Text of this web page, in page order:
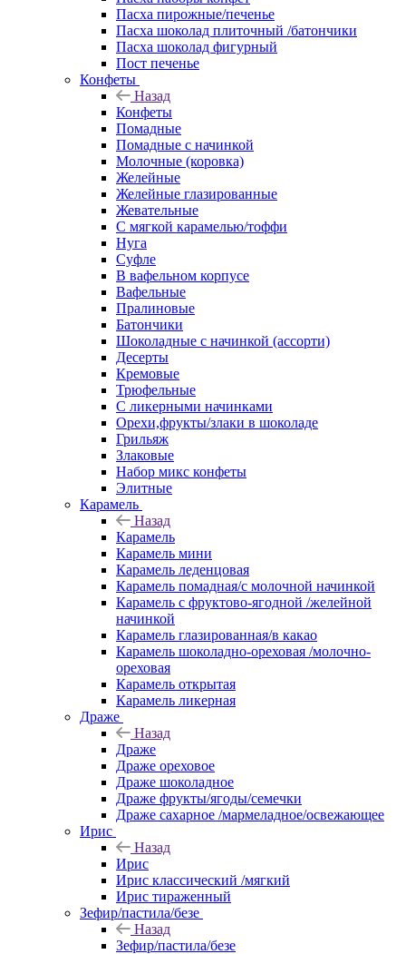
Пасха пирожные/печенье
Пасха шоколад плиточный /батончики
Пасха шоколад фигурный
Пост печенье
Конфеты
Назад
Конфеты
Помадные
Помадные с начинкой
Молочные (коровка)
Желейные
Желейные глазированные
Жевательные
С мягкой карамелью/тоффи
Нуга
Суфле
В вафельном корпусе
Вафельные
Пралиновые
Батончики
Шоколадные с начинкой (ассорти)
Десерты
Кремовые
Трюфельные
С ликерными начинками
Орехи,фрукты/злаки в шоколаде
Грильяж
Злаковые
Набор микс конфеты
Элитные
Карамель
Назад
Карамель
Карамель мини
Карамель леденцовая
Карамель помадная/с молочной начинкой
Карамель с фруктово-ягодной /желейной
начинкой
Карамель глазированная/в какао
Карамель шоколадно-ореховая /молочно-
ореховая
Карамель открытая
Карамель ликерная
Драже
Назад
Драже
Драже ореховое
Драже шоколадное
Драже фрукты/ягоды/семечки
Драже сахарное /мармеладное/освежающее
Ирис
Назад
Ирис
Ирис классический /мягкий
Ирис тираженный
Зефир/пастила/безе
Назад
Зефир/пастила/безе